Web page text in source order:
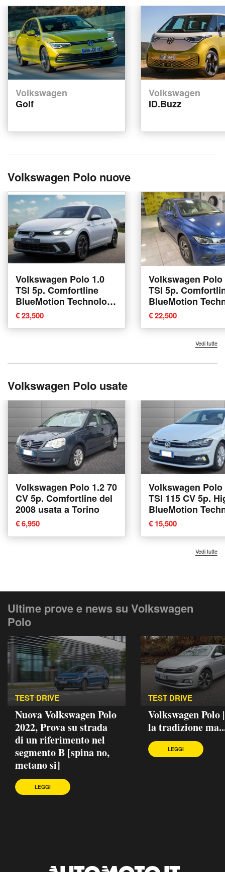
Volkswagen
Golf
Volkswagen
ID.Buzz
Volkswagen Polo nuove
Volkswagen Polo 1.0
TSI 5p. Comfortline
BlueMotion Technology
nuova a Pratola Serra
€ 23,500
Volkswagen Polo
TSI 5p.
BlueMotion
nuova a Pratola
€ 22,500
Vedi tutte
Volkswagen Polo usate
Volkswagen Polo 1.2 70
CV 5p. Comfortline del
2008 usata a Torino
€ 6,950
Volkswagen Polo
TSI 115 CV 5p.
BlueMotion
del 2019 usata a
€ 15,500
Vedi tutte
Ultime prove e news su Volkswagen
Polo
TEST DRIVE
Nuova Volkswagen Polo
2022, Prova su strada
di un riferimento nel
segmento B [spina no,
metano si]
LEGGI
TEST DRIVE
Volkswagen Polo
la tradizione
LEGGI